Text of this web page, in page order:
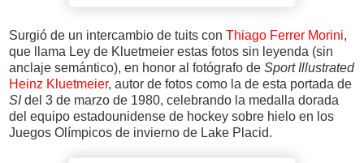
Surgió de un intercambio de tuits con Thiago Ferrer Morini,
que llama Ley de Kluetmeier estas fotos sin leyenda (sin
anclaje semántico), en honor al fotógrafo de Sport Illustrated
Heinz Kluetmeier, autor de fotos como la de esta portada de
SIdel 3 de marzo de 1980, celebrando la medalla dorada
del equipo estadounidense de hockey sobre hielo en los
Juegos Olímpicos de invierno de Lake Placid.